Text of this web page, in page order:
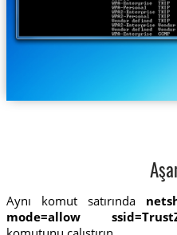
Aynı komut satırında
mode=allow